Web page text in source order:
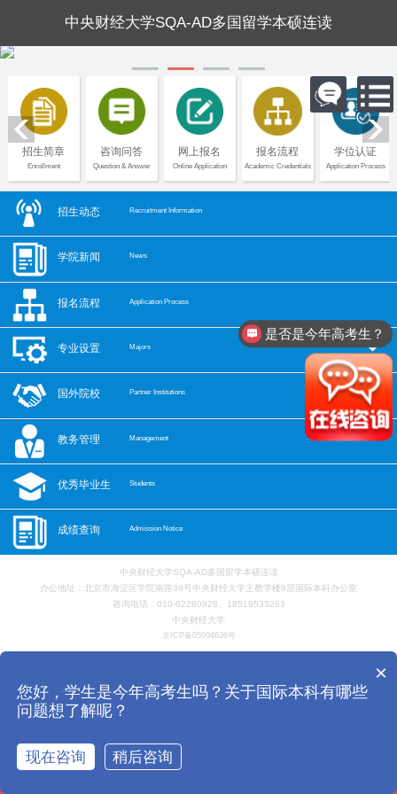
中央财经大学SQA-AD多国留学本硕连读
招生简章
Enrollment
咨询问答
Question & Answer
网上报名
Online Application
报名流程
Academic Credentials
学位认证
Application Process
招生动态 Recruitment Information
学院新闻 News
报名流程 Application Process
专业设置 Majors
国外院校 Partner Institutions
教务管理 Management
优秀毕业生 Students
成绩查询 Admission Notice
中央财经大学SQA-AD多国留学本硕连读
办公地址：北京市海淀区学院南路39号中央财经大学主教学楼9层国际本科办公室
咨询电话：010-62280928、18519533263
中央财经大学
京ICP备05004636号
是否是今年高考生？
×
您好，学生是今年高考生吗？关于国际本科有哪些
问题想了解呢？
现在咨询 稍后咨询